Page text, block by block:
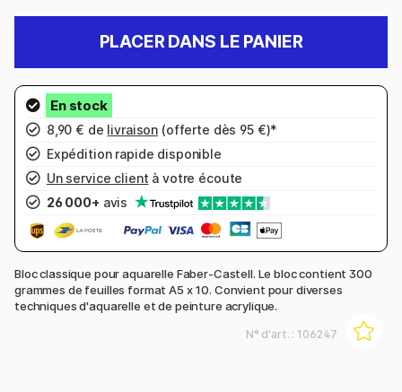
PLACER DANS LE PANIER
8,90 € de livraison (offerte dès 95 €)*
Expédition rapide disponible
Un service client à votre écoute
26 000+ avis
Bloc classique pour aquarelle Faber-Castell. Le bloc contient 300
grammes de feuilles format A5 x 10. Convient pour diverses
techniques d'aquarelle et de peinture acrylique.
N° d'art. : 106247